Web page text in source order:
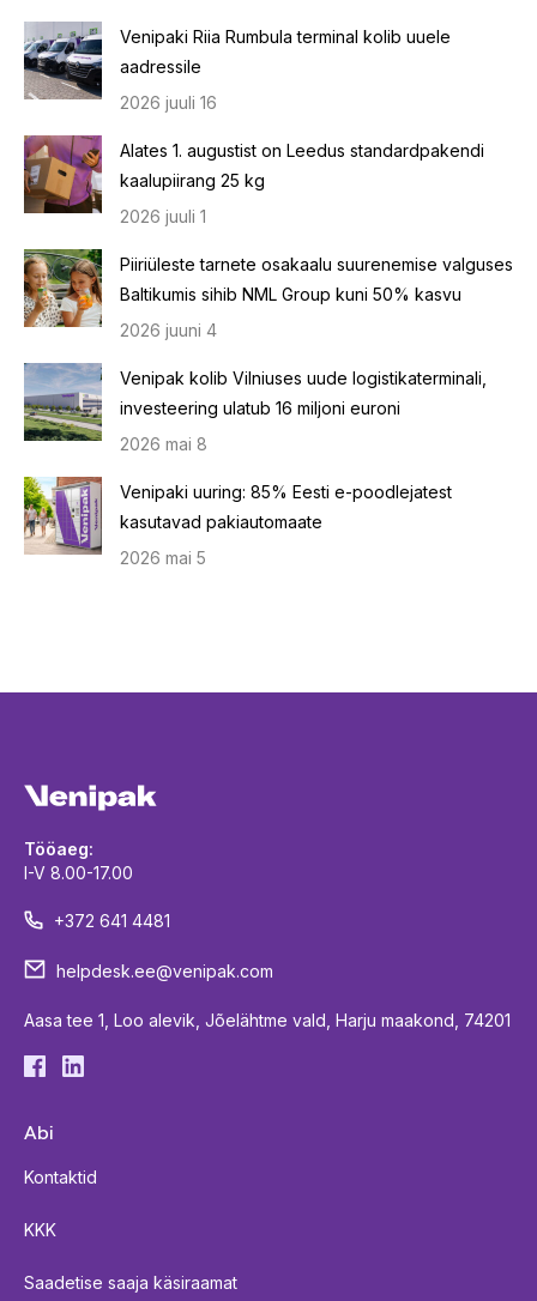
Venipaki Riia Rumbula terminal kolib uuele
aadressile
2026 juuli 16
Alates 1. augustist on Leedus standardpakendi
kaalupiirang 25 kg
2026 juuli 1
Piiriüleste tarnete osakaalu suurenemise valguses
Baltikumis sihib NML Group kuni 50% kasvu
2026 juuni 4
Venipak kolib Vilniuses uude logistikaterminali,
investeering ulatub 16 miljoni euroni
2026 mai 8
Venipaki uuring: 85% Eesti e-poodlejatest
kasutavad pakiautomaate
2026 mai 5
Tööaeg:
I-V 8.00-17.00
+372 641 4481
helpdesk.ee@venipak.com
Aasa tee 1, Loo alevik, Jõelähtme vald, Harju maakond, 74201
Abi
Kontaktid
KKK
Saadetise saaja käsiraamat